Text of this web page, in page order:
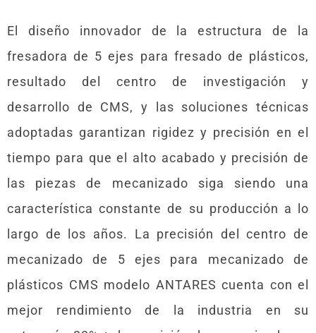
El diseño innovador de la estructura de la
fresadora de 5 ejes para fresado de plásticos,
resultado del centro de investigación y
desarrollo de CMS, y las soluciones técnicas
adoptadas garantizan rigidez y precisión en el
tiempo para que el alto acabado y precisión de
las piezas de mecanizado siga siendo una
característica constante de su producción a lo
largo de los años. La precisión del centro de
mecanizado de 5 ejes para mecanizado de
plásticos CMS modelo ANTARES cuenta con el
mejor rendimiento de la industria en su